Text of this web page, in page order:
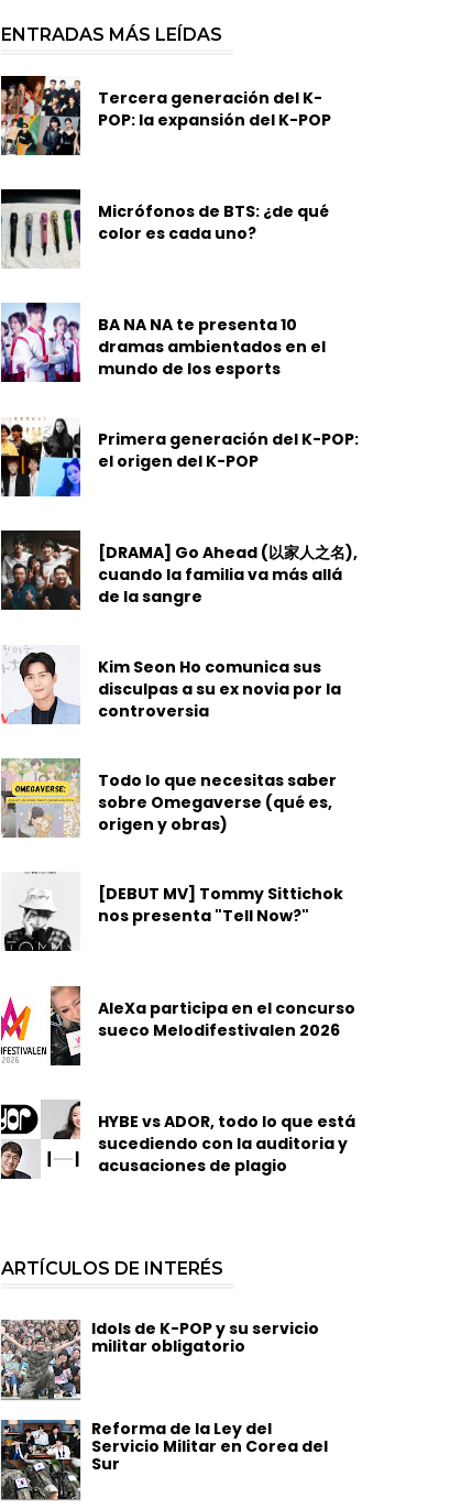
ENTRADAS MÁS LEÍDAS
Tercera generación del K-
POP: la expansión del K-POP
Micrófonos de BTS: ¿de qué
color es cada uno?
BA NA NA te presenta 10
dramas ambientados en el
mundo de los esports
Primera generación del K-POP:
el origen del K-POP
[DRAMA] Go Ahead (以家人之名),
cuando la familia va más allá
de la sangre
Kim Seon Ho comunica sus
disculpas a su ex novia por la
controversia
Todo lo que necesitas saber
sobre Omegaverse (qué es,
origen y obras)
[DEBUT MV] Tommy Sittichok
nos presenta "Tell Now?"
AleXa participa en el concurso
sueco Melodifestivalen 2026
HYBE vs ADOR, todo lo que está
sucediendo con la auditoria y
acusaciones de plagio
ARTÍCULOS DE INTERÉS
Idols de K-POP y su servicio
militar obligatorio
Reforma de la Ley del
Servicio Militar en Corea del
Sur